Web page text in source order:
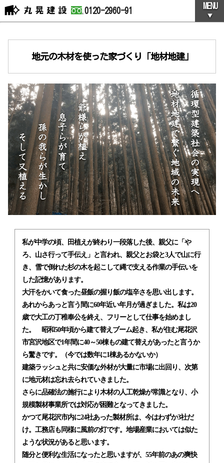
MENU
地元の木材を使った家づくり「地材地建」
私が中学の頃、田植えが終わり一段落した後、親父に「や
ろ、山さ行って手伝え」と言われ、親父とお袋と3人で山に行
き、雪で倒れた杉の木を起こして縄で支える作業の手伝いを
した記憶があります。
大汗をかいて食った昼飯の握り飯の塩辛さを思い出します。
あれからあっと言う間に60年近い年月が過ぎました。私は20
歳で大工の丁稚奉公を終え、フリーとして仕事を始めまし
た。 昭和50年頃から建て替えブーム起き、私が住む尾花沢
市宮沢地区で1年間に40～50棟もの建て替えがあったと言うか
ら驚きです。（今では数年に1棟あるかないか）
建築ラッシュと共に安価な外材が大量に市場に出回り、次第
に地元材は忘れ去られていきました。
さらに品確法の施行により木材の人工乾燥が常識となり、小
規模製材事業所では対応が困難となってきました。
かつて尾花沢市内に24社あった製材所は、今はわずか3社だ
け。工務店も同様に風前の灯です。地場産業においては似た
ような状況があると思います。
随分と便利な生活になったと思いますが、55年前のあの爽快